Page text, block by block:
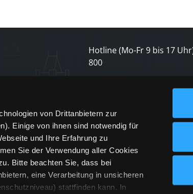
von Drittanbietern zur
Einige von ihnen sind notwendig für
und Ihre Erfahrung zu
Sie der Verwendung aller Cookies
Bitte beachten Sie, dass bei
eine Verarbeitung in unsicheren
stattfinden kann. In
Hotline (Mo-Fr 9 bis 17
800
Newsletter
und keine Veranstaltung
jetzt abonnieren